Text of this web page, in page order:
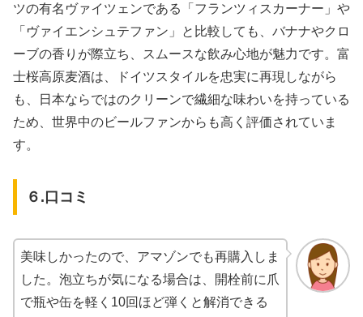
ツの有名ヴァイツェンである「フランツィスカーナー」や
「ヴァイエンシュテファン」と比較しても、バナナやクロ
ーブの香りが際立ち、スムースな飲み心地が魅力です。富
士桜高原麦酒は、ドイツスタイルを忠実に再現しながら
も、日本ならではのクリーンで繊細な味わいを持っている
ため、世界中のビールファンからも高く評価されていま
す。
６.口コミ
美味しかったので、アマゾンでも再購入しま
した。泡立ちが気になる場合は、開栓前に爪
で瓶や缶を軽く10回ほど弾くと解消できる